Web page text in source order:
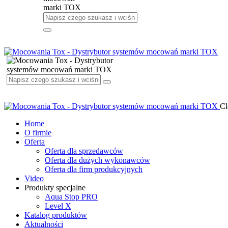
Home
O firmie
Oferta
Oferta dla sprzedawców
Oferta dla dużych wykonawców
Oferta dla firm produkcyjnych
Video
Produkty specjalne
Aqua Stop PRO
Level X
Katalog produktów
Aktualności